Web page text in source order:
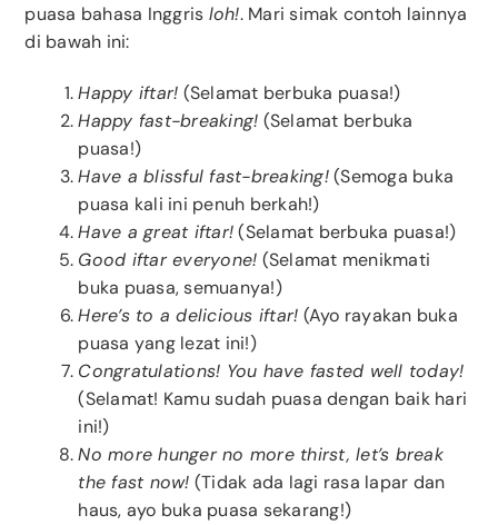
puasa bahasa Inggris loh!. Mari simak contoh lainnya
di bawah ini:
Happy iftar! (Selamat berbuka puasa!)
Happy fast-breaking! (Selamat berbuka
puasa!)
Have a blissful fast-breaking!(Semoga buka
puasa kali ini penuh berkah!)
Have a great iftar!(Selamat berbuka puasa!)
Good iftar everyone! (Selamat menikmati
buka puasa, semuanya!)
Here’s to a delicious iftar! (Ayo rayakan buka
puasa yang lezat ini!)
Congratulations! You have fasted well today!
(Selamat! Kamu sudah puasa dengan baik hari
ini!)
No more hunger no more thirst, let’s break
the fast now! (Tidak ada lagi rasa lapar dan
haus, ayo buka puasa sekarang!)